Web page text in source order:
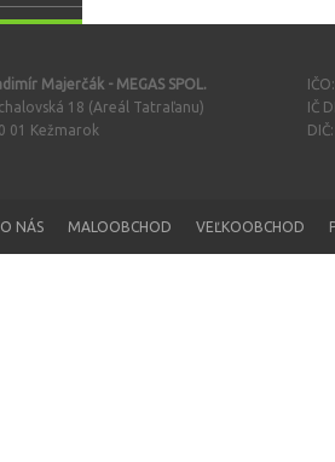
Majerčák - MEGAS SPOL.
18 (Areál Tatraľanu)
01 Kežmarok
IČ
O NÁS MALOOBCHOD VEĽKOOBCHOD